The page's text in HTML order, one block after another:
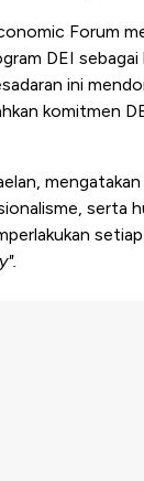
Forum
DEI
ini
komitmen
serta